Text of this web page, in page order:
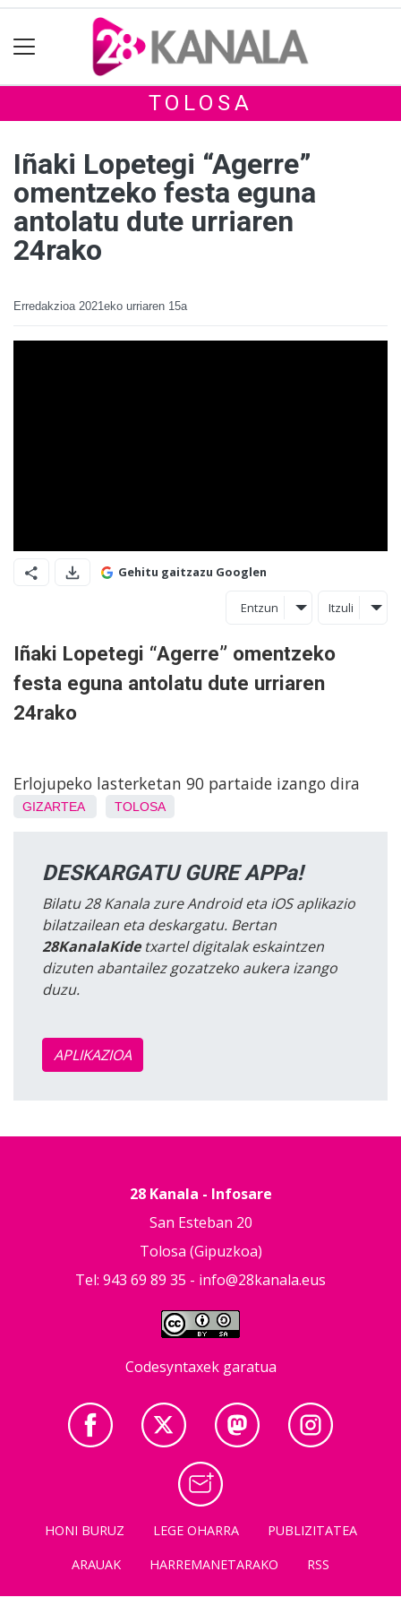
TOLOSA
Iñaki Lopetegi “Agerre”
omentzeko festa eguna
antolatu dute urriaren
24rako
Erredakzioa 2021eko urriaren 15a
Gehitu gaitzazu Googlen
Entzun Itzuli
Iñaki Lopetegi “Agerre” omentzeko
festa eguna antolatu dute urriaren
24rako
Erlojupeko lasterketan 90 partaide izango dira
GIZARTEA TOLOSA
DESKARGATU GURE APPa!
Bilatu 28 Kanala zure Android eta iOS aplikazio
bilatzailean eta deskargatu. Bertan
28KanalaKidetxartel digitalak eskaintzen
dizuten abantailez gozatzeko aukera izango
duzu.
APLIKAZIOA
28 Kanala - Infosare
San Esteban 20
Tolosa (Gipuzkoa)
Tel: 943 69 89 35 - info@28kanala.eus
Codesyntaxek garatua
HONI BURUZ LEGE OHARRA
PUBLIZITATEA
ARAUAK
HARREMANETARAKO RSS